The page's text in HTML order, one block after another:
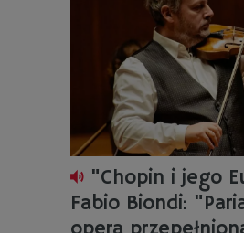
"Chopin i jego
Fabio Biondi: